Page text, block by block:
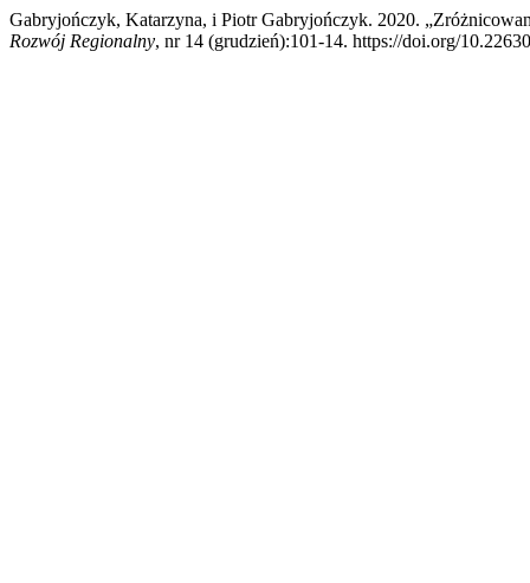
Gabryjończyk, Katarzyna, i Piotr Gabryjończyk. 2020.
Rozwój Regionalny, nr 14 (grudzień):101-14. https://doi.org/